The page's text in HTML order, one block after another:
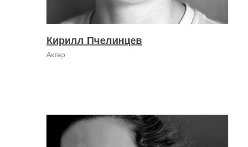
Кирилл Пчелинцев
Актер